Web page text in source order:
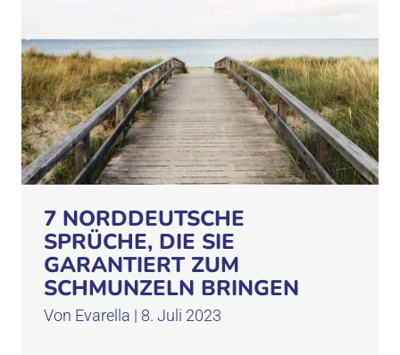
7 NORDDEUTSCHE
SPRÜCHE, DIE SIE
GARANTIERT ZUM
SCHMUNZELN BRINGEN
Von Evarella | 8. Juli 2023